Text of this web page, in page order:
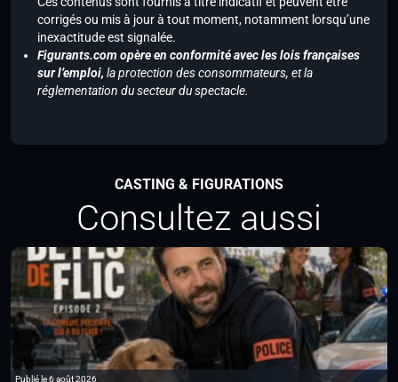
corrigés ou mis à jour à tout moment, notamment lorsqu’une
inexactitude est signalée.
Figurants.com opère en conformité avec les lois françaises
sur l’emploi, la protection des consommateurs, et la
réglementation du secteur du spectacle.
CASTING & FIGURATIONS
Consultez aussi
Publié le 6 août 2026